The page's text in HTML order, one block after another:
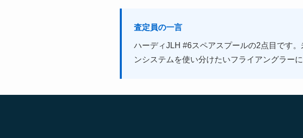
査定員の一言
ハーディJLH #6スペアスプールの2点目です
ンシステムを使い分けたいフライアングラーに